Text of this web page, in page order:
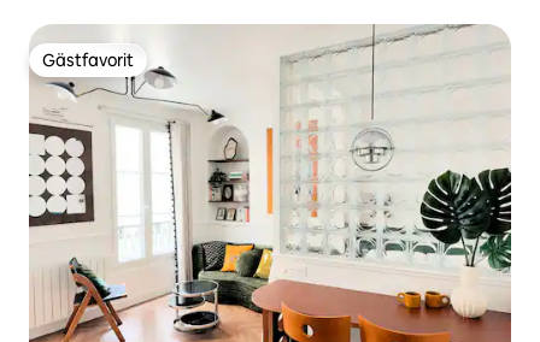
Gästfavorit
Gästfavorit